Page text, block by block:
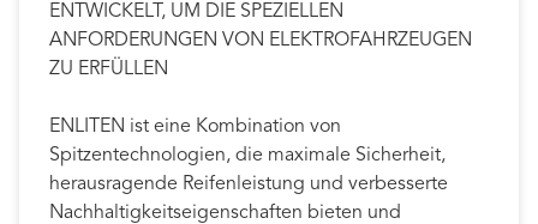
ENTWICKELT, UM DIE SPEZIELLEN
ANFORDERUNGEN VON ELEKTROFAHRZEUGEN
ZU ERFÜLLEN​
ENLITEN ist eine Kombination von
Spitzentechnologien, die maximale Sicherheit,
herausragende Reifenleistung und verbesserte
Nachhaltigkeitseigenschaften bieten und